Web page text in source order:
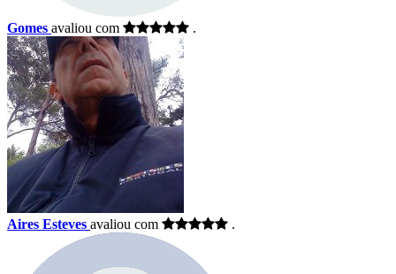
Gomes avaliou com .
Aires Esteves avaliou com .